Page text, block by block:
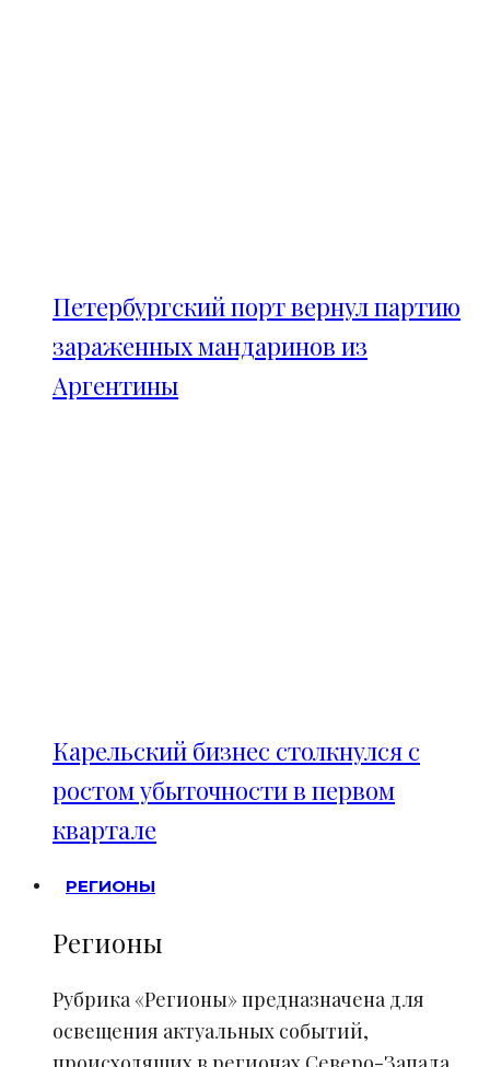
Петербургский порт вернул партию
зараженных мандаринов из
Аргентины
Карельский бизнес столкнулся с
ростом убыточности в первом
квартале
РЕГИОНЫ
Регионы
Рубрика «Регионы» предназначена для
освещения актуальных событий,